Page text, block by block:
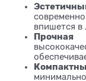
впишется в
Прочная